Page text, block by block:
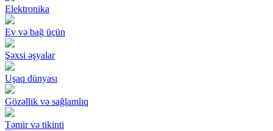
Elektronika
Ev və bağ üçün
Şəxsi əşyalar
Uşaq dünyası
Gözəllik və sağlamlıq
Təmir və tikinti